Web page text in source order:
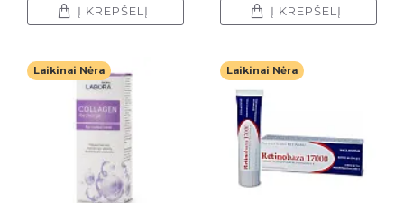
Į KREPŠELĮ Į KREPŠELĮ
Laikinai Nėra Laikinai Nėra